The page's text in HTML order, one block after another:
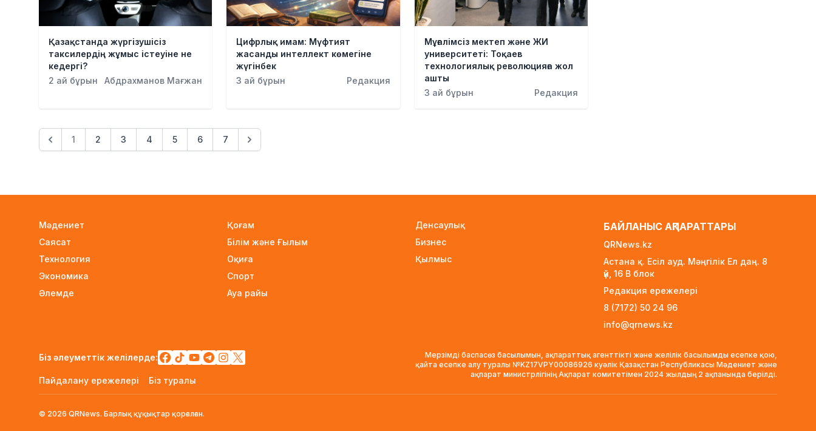
Қазақстанда жүргізушісіз
таксилердің жұмыс істеуіне не
кедергі?
2 ай бұрын
Абдрахманов Мағжан
Цифрлық имам: Мүфтият
жасанды интеллект көмегіне
жүгінбек
3 ай бұрын
Редакция
Мұғалімсіз мектеп және ЖИ
университеті: Тоқаев
технологиялық революцияға жол
ашты
3 ай бұрын
Редакция
1 2 3 4 5 6 7
Әншілерді «шайтанның
қылмыстық іс қозғалды
1 күн бұрын
акционерлерінің табысына көз
тікті
1 күн бұрын
ҚМДБ Жетісайдағы тойдағы
даулы оқиғаға қатысты
1 күн бұрын
Алматыда 350 құрылыс
тоқтатылды
Мәдениет
Саясат
Технология
Экономика
Әлемде
Қоғам
Білім және Ғылым
Оқиға
Спорт
Ауа райы
Денсаулық
Бизнес
Қылмыс
БАЙЛАНЫС АҚПАРАТТАРЫ
QRNews.kz
Астана қ. Есіл ауд. Мәңгілік Ел даң. 8
үй, 16 B блок
Редакция ережелері
8 (7172) 50 24 96
info@qrnews.kz
Біз әлеуметтік желілерде:
Пайдалану ережелері Біз туралы
Мерзімді баспасөз басылымын, ақпараттық агенттікті және желілік басылымды есепке қою,
қайта есепке алу туралы №KZ17VPY00086926 куәлік Қазақстан Республикасы Мәдениет және
ақпарат министрлігінің Ақпарат комитетімен 2024 жылдың 2 ақпанында берілді.
© 2026 QRNews. Барлық құқықтар қорғалған.